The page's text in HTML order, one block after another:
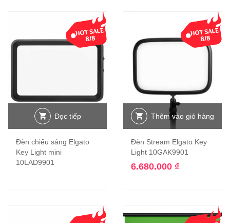
Đọc tiếp
Đèn chiếu sáng Elgato
Key Light mini
10LAD9901
Thêm vào giỏ hàng
Đèn Stream Elgato Key
Light 10GAK9901
6.680.000 ₫